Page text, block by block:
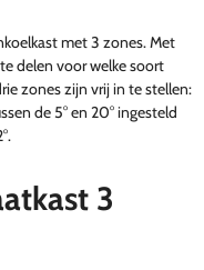
met 3 zones. Met
delen voor welke soort
zones zijn vrij in te stellen:
de 5° en 20° ingesteld
3